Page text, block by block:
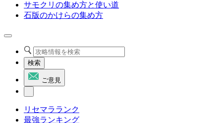
サモクリの集め方と使い道
石版のかけらの集め方
検索
ご意見
リセマラランク
最強ランキング